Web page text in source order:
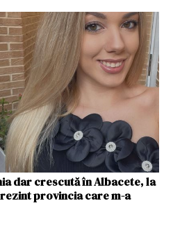
dar crescută în Albacete, la
provincia care m-a